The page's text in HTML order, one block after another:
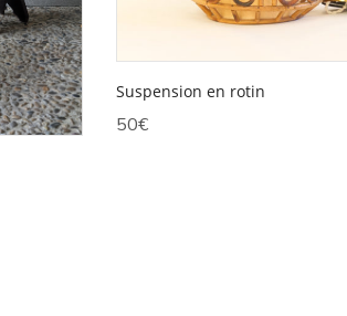
Suspension en rotin
50€